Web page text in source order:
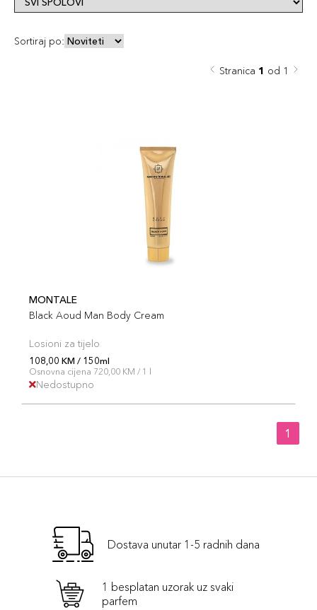
Sortiraj po:
Stranica 1 od 1
MONTALE
Black Aoud Man Body Cream
Losioni za tijelo
108,00 KM / 150ml
Osnovna cijena 720,00 KM / 1 l
Nedostupno
1
Dostava unutar 1-5 radnih dana
1 besplatan uzorak uz svaki
parfem